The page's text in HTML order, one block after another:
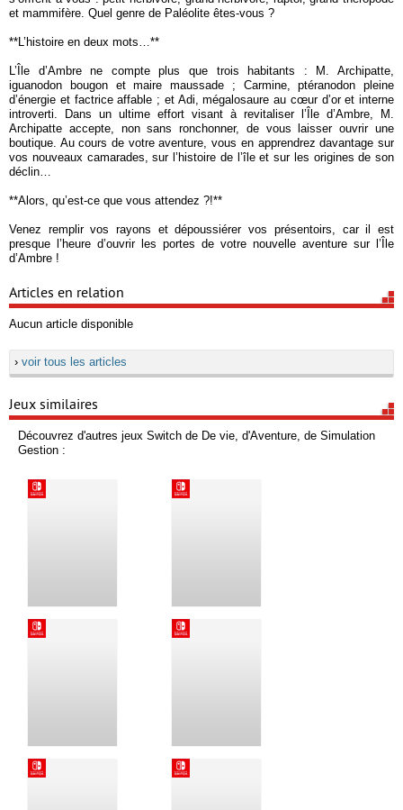
et mammifère. Quel genre de Paléolite êtes-vous ?
**L’histoire en deux mots…**
L’Île d’Ambre ne compte plus que trois habitants : M. Archipatte,
iguanodon bougon et maire maussade ; Carmine, ptéranodon pleine
d’énergie et factrice affable ; et Adi, mégalosaure au cœur d’or et interne
introverti. Dans un ultime effort visant à revitaliser l’Île d’Ambre, M.
Archipatte accepte, non sans ronchonner, de vous laisser ouvrir une
boutique. Au cours de votre aventure, vous en apprendrez davantage sur
vos nouveaux camarades, sur l’histoire de l’île et sur les origines de son
déclin…
**Alors, qu’est-ce que vous attendez ?!**
Venez remplir vos rayons et dépoussiérer vos présentoirs, car il est
presque l’heure d’ouvrir les portes de votre nouvelle aventure sur l’Île
d’Ambre !
Articles en relation
Aucun article disponible
› voir tous les articles
Jeux similaires
Découvrez d'autres jeux Switch de De vie, d'Aventure, de Simulation
Gestion :